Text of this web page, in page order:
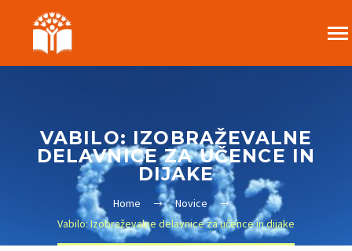
VABILO: IZOBRAŽEVALNE
DELAVNICE ZA UČENCE IN
DIJAKE
Home
Novice
Vabilo: Izobraževalne delavnice za učence in dijake